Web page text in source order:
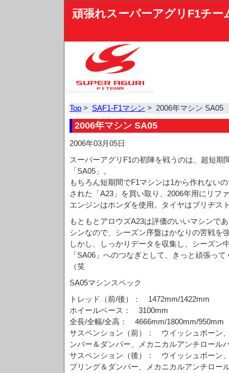
頑張れスーパーアグリF1チー
Top > SAF1-F1マシン > 2006年マシン SA05
2006年マシン SA05
2006年03月05日
スーパーアグリF1の初陣を戦うのは、超短期
「SA05」。
もちろん短期間でF1マシンは1から作れない
された「A23」を買い取り、2006年用にリフ
エンジンはホンダを使用。タイヤはブリヂス
もともとアロウズA23は評価のいいマシンで
シンなので、シーズン序盤はかなりの苦戦を
しかし、しっかりデータを収集し、シーズン
「SA06」へのつなぎとして、きっと頑張っ
（笑
SA05マシンスペック
トレッド（前/後）： 1472mm/1422mm
ホイールベース： 3100mm
全長/全幅/全高： 4666mm/1800mm/950mm
サスペンション（前）： ウイッシュボーン
ンバー＆ダンパー、メカニカルアンチロール
サスペンション（後）： ウイッシュボーン
プリング＆ダンパー、メカニカルアンチロー